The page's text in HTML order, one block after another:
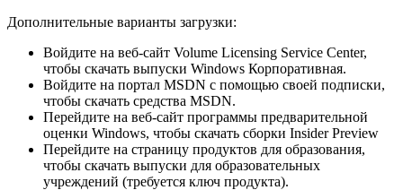
Дополнительные варианты загрузки:
Войдите на веб-сайт Volume Licensing Service Center,
чтобы скачать выпуски Windows Корпоративная.
Войдите на портал MSDN с помощью своей подписки,
чтобы скачать средства MSDN.
Перейдите на веб-сайт программы предварительной
оценки Windows, чтобы скачать сборки Insider Preview
Перейдите на страницу продуктов для образования,
чтобы скачать выпуски для образовательных
учреждений (требуется ключ продукта).